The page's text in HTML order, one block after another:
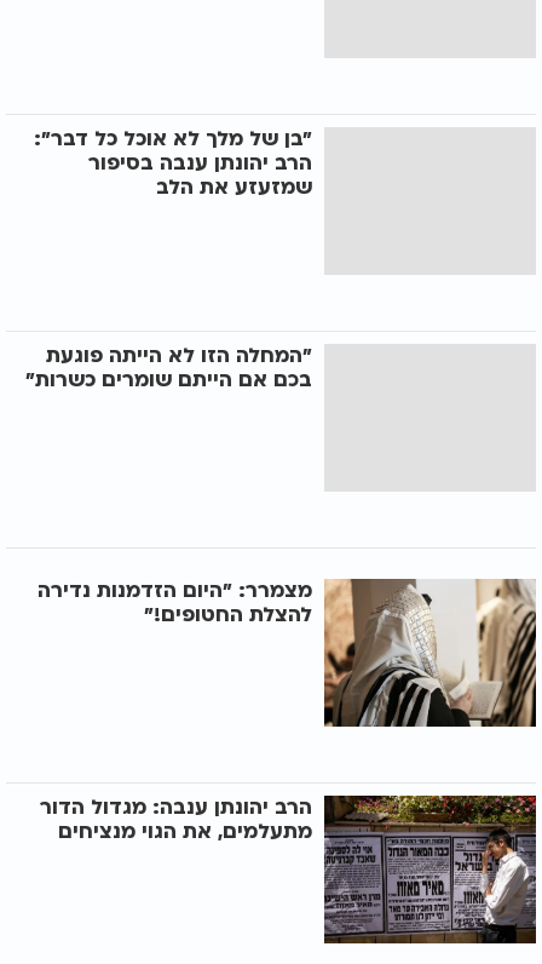
"בן של מלך לא אוכל כל דבר":
הרב יהונתן ענבה בסיפור
שמזעזע את הלב
"המחלה הזו לא הייתה פוגעת
בכם אם הייתם שומרים כשרות"
מצמרר: "היום הזדמנות נדירה
להצלת החטופים!"
הרב יהונתן ענבה: מגדול הדור
מתעלמים, את הגוי מנציחים